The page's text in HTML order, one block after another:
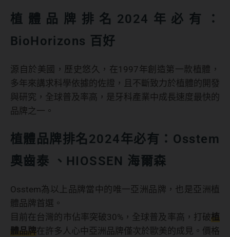
植體品牌排名2024年必有：
BioHorizons 百好
源自於美國，歷史悠久，在1997年創造第一款植體，
多年來講求科學依據的佐證，且不斷致力於植體的開發
與研究，全球普及率高，是牙科產業中成長速度最快的
品牌之一。
植體品牌排名2024年必有：Osstem
奧齒泰 、HIOSSEN 海爾森
Osstem為以上品牌當中的唯一亞洲品牌，也是亞洲植
體品牌首選。
目前在台灣的市佔率突破30%，全球普及率高，打破植
體品牌在許多人心中亞洲品牌僅次於歐美的成見。價格